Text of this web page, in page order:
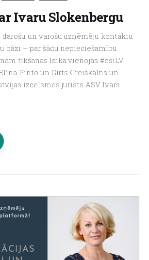
Ivaru Slokenbergu
un varošu uzņēmēju kontaktu
bāzi – par šādu nepieciešamību
tikšanās laikā vienojās #esiLV
Pinto un Ģirts Greiškalns un
izcelsmes jurists ASV Ivars